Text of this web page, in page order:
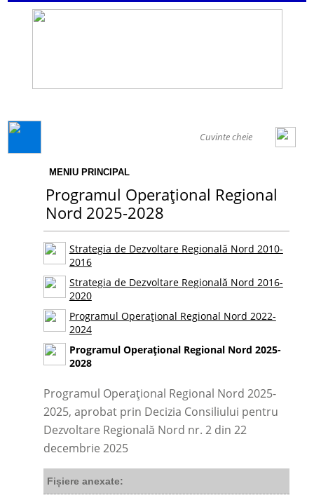
MENIU PRINCIPAL
Programul Operațional Regional
Nord 2025-2028
Strategia de Dezvoltare Regională Nord 2010-
2016
Strategia de Dezvoltare Regională Nord 2016-
2020
Programul Operațional Regional Nord 2022-
2024
Programul Operațional Regional Nord 2025-
2028
Programul Operațional Regional Nord 2025-
2025, aprobat prin Decizia Consiliului pentru
Dezvoltare Regională Nord nr. 2 din 22
decembrie 2025
Fișiere anexate: